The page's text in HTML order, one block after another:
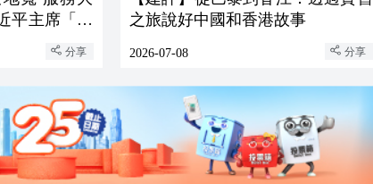
平主席「七
分享
之旅說好中國和香港故事
2026-07-08 分享